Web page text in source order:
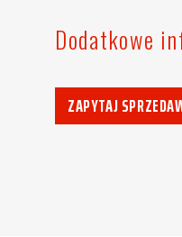
Dodatkowe
ZAPYTAJ